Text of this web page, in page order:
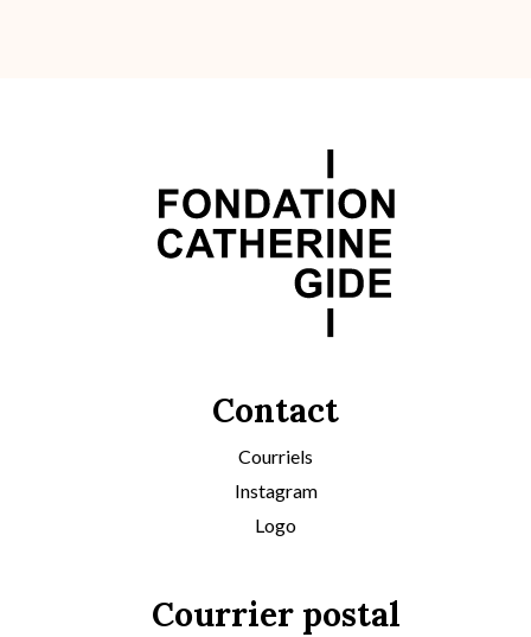
Contact
Courriels
Instagram
Logo
Courrier postal